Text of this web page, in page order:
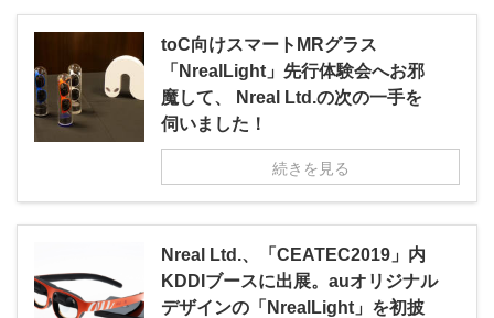
toC向けスマートMRグラス
「NrealLight」先行体験会へお邪
魔して、 Nreal Ltd.の次の一手を
伺いました！
続きを見る
Nreal Ltd.、「CEATEC2019」内
KDDIブースに出展。auオリジナル
デザインの「NrealLight」を初披